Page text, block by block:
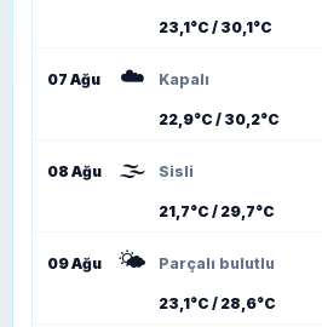
23,1°C / 30,1°C
07 Ağu ☁️ Kapalı
22,9°C / 30,2°C
08 Ağu 🌫️ Sisli
21,7°C / 29,7°C
09 Ağu 🌤️ Parçalı bulutlu
23,1°C / 28,6°C